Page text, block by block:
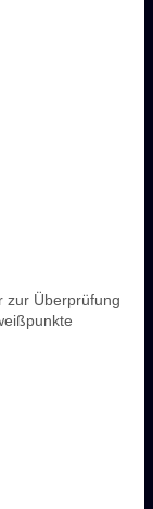
zur Überprüfung